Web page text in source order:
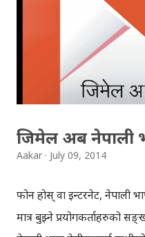
छानिएका ३ उत्कृष्ट
पाउनेछन्, जसले स्टार्टअपलाई
स्टार्टअपको कल्चर भर्खर
कम्पनीले साना लोकल
कुरा हो । तर गुगलका...
जिमेल अब नेपाली
Aakar July 09, 2014
फोन होस् वा इन्टरनेट, नेपाली
मात्र बुझ्ने प्रयोगकर्ताहरुको